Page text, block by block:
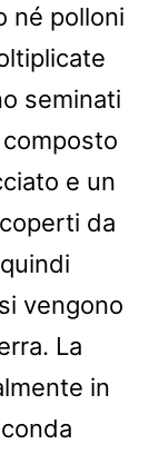
né polloni
seminati
e un
da
vengono
La
in